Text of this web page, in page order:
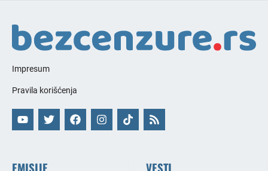
Impresum
Pravila korišćenja
EMISIJE VESTI